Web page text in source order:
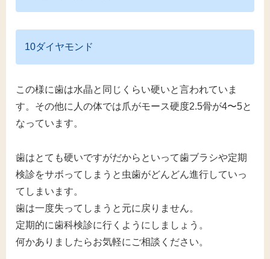
10ダイヤモンド
この様に歯は水晶と同じくらい硬いと言われていま
す。その他に人の体では爪がモース硬度2.5骨が4〜5と
なっています。
歯はとても硬いですがだからといって歯ブラシや定期
検診をサボってしまうと虫歯がどんどん進行していっ
てしまいます。
歯は一度失ってしまうと元に戻りません。
定期的に歯科検診に行くようにしましょう。
何かありましたらお気軽にご相談ください。